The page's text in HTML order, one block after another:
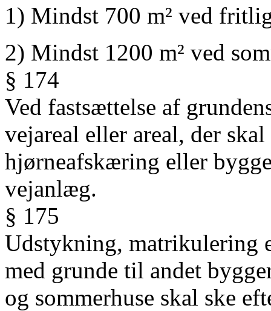
1) Mindst 700 m² ved
2) Mindst 1200 m² ved
§ 174
Ved fastsættelse af
vejareal eller areal, der
hjørneafskæring eller
vejanlæg.
§ 175
Udstykning, matrikulering
med grunde til andet
og sommerhuse skal ske